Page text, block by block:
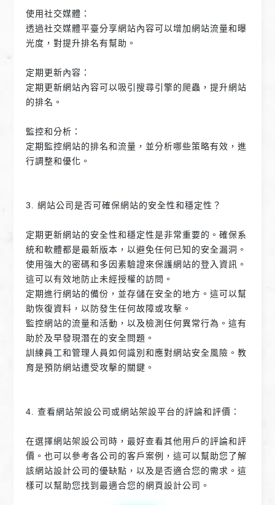
使用社交媒體：
透過社交媒體平臺分享網站內容可以增加網站流量和曝
光度，對提升排名有幫助。
定期更新內容：
定期更新網站內容可以吸引搜尋引擎的爬蟲，提升網站
的排名。
監控和分析：
定期監控網站的排名和流量，並分析哪些策略有效，進
行調整和優化。
3. 網站公司是否可確保網站的安全性和穩定性？
定期更新網站的安全性和穩定性是非常重要的。確保系
統和軟體都是最新版本，以避免任何已知的安全漏洞。
使用強大的密碼和多因素驗證來保護網站的登入資訊。
這可以有效地防止未經授權的訪問。
定期進行網站的備份，並存儲在安全的地方。這可以幫
助恢復資料，以防發生任何故障或攻擊。
監控網站的流量和活動，以及檢測任何異常行為。這有
助於及早發現潛在的安全問題。
訓練員工和管理人員如何識別和應對網站安全風險。教
育是預防網站遭受攻擊的關鍵。
4. 查看網站架設公司或網站架設平台的評論和評價：
在選擇網站架設公司時，最好查看其他用戶的評論和評
價。也可以參考各公司的客戶案例，這可以幫助您了解
該網站設計公司的優缺點，以及是否適合您的需求。這
樣可以幫助您找到最適合您的網頁設計公司。